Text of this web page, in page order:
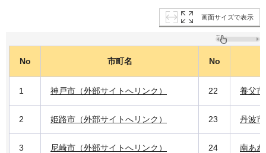
画面サイズで表示
No 市町名 No
1 神戸市（外部サイトへリンク） 22 養父
2 姫路市（外部サイトへリンク） 23 丹波
3 尼崎市（外部サイトへリンク） 24 南あ